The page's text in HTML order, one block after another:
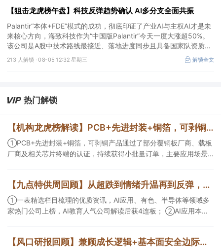
业从0到1的估值重估红利。
【狙击龙虎榜午盘】科技反弹趋势确认 AI多分支全面共振
Palantir“本体+FDE”模式的成功，彻底印证了产业AI与主权AI才是未
来核心方向，海致科技作为“中国版Palantir”今天一度大涨超50%。
该公司是A股中技术路线最接近、落地进度同步且具备国家队资质的
核心标的，目前正处于从“数据智能基础设施”向“产业级AI Agent核
心供应商”跃迁的价值重估起点。
213 人解锁 ·08-05 12:32 星期三 解锁全文
热门解锁
【机构龙虎榜解读】PCB+先进封装+铜箔，可剥铜产品通过了部分覆铜板厂商、载板厂商及相关芯片终端的认证，持续获得小批量订单，主要应用场景包括芯片封装光模块用PCB，机构大额净买入这家公司
①PCB+先进封装+铜箔，可剥铜产品通过了部分覆铜板厂商、载板
厂商及相关芯片终端的认证，持续获得小批量订单，主要应用场景
等方面具有丰富经验，具备承接细胞与基因治疗产品商业化受托生
产的合规资质，这家公司获净买入。
【九点特供周回顾】从超跌到情绪升温再到反弹，栏目梳理AI应用题材逻辑，AI教育人气公司解读后获4连板
①一表精选栏目梳理的优质资讯，AI应用、有色、半导体等领域多
家热门公司上榜，AI教育人气公司解读后获4连板； ②AI应用本周
角前瞻产业供需情况，提及2家核心公司双双涨停。
【风口研报回顾】兼顾成长逻辑+基本面安全边际！王牌自营前瞻覆盖“pcb+MLCC+电子布”，梳理AI产业链优质标的“深坑起跳”